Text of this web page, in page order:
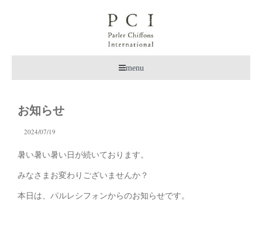
menu
お知らせ
2024/07/19
暑い暑い暑い日が続いております。
みなさまお変わりございませんか？
本日は、パルレシフォンからのお知らせです。